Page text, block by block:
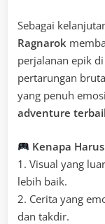
Sebagai
Ragnarok
perjalanan epik
pertarungan
yang penuh
adventure
Kenapa
1. Visual yang
lebih baik.
2. Cerita yang
dan takdir.